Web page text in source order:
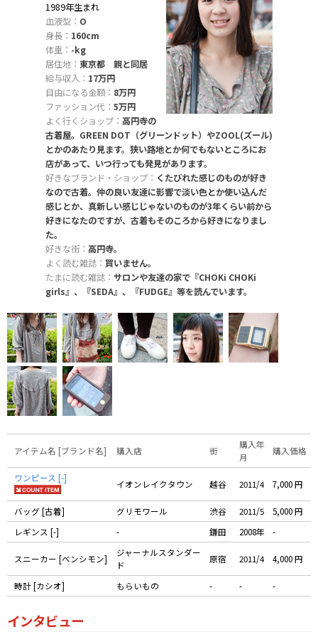
1989年生まれ
血液型： O
身長： 160cm
体重： -kg
居住地： 東京都 親と同居
給与収入： 17万円
自由になる金額： 8万円
ファッション代： 5万円
よく行くショップ： 高円寺の
古着屋。GREEN DOT（グリーンドット）やZOOL(ズール)
とかのあたり見ます。狭い路地とか何でもないところにお
店があって、いつ行っても発見があります。
好きなブランド・ショップ： くたびれた感じのものが好き
なので古着。仲の良い友達に影響で淡い色とか使い込んだ
感じとか、真新しい感じじゃないのものが3年くらい前から
好きになたのですが、古着もそのころから好きになりまし
た。
好きな街： 高円寺。
よく読む雑誌： 買いません。
たまに読む雑誌： サロンや友達の家で『CHOKi CHOKi
girls』、『SEDA』、『FUDGE』等を読んでいます。
アイテム名 [ブランド名] 購入店 街
購入年
月
購入価格
ワンピース [-]
イオンレイクタウン 越谷 2011/4 7,000 円
バッグ [古着] グリモワール 渋谷 2011/5
5,000 円
レギンス [-]
- 鎌田 2008年 -
スニーカー [ベンシモン]
ジャーナルスタンダー
ド
原宿 2011/4 4,000 円
時計 [カシオ] もらいもの - - -
インタビュー